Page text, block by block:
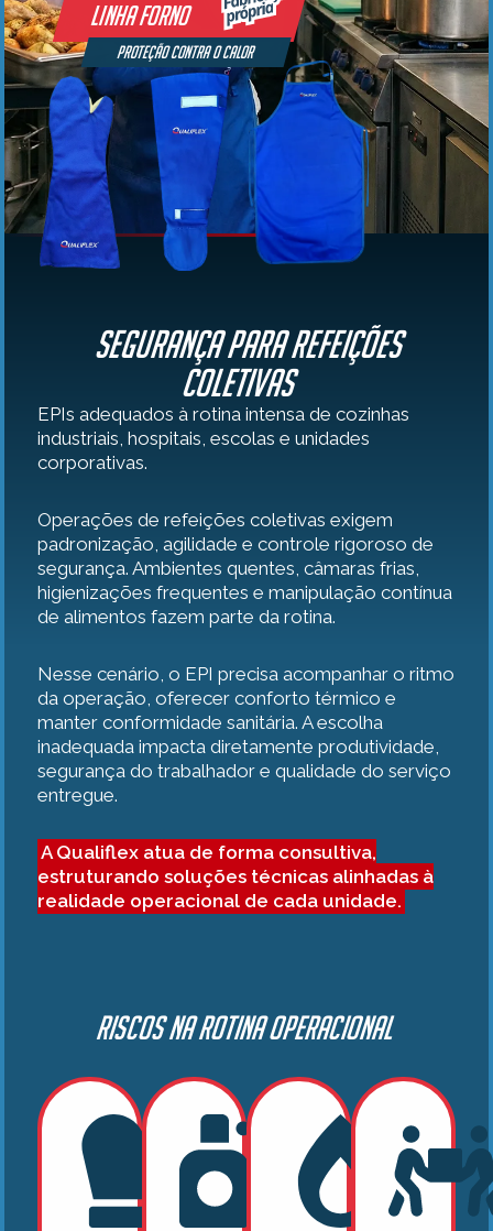
Linha forno
Proteção contra o calor
Segurança para Refeições
Coletivas
EPIs adequados à rotina intensa de cozinhas
industriais, hospitais, escolas e unidades
corporativas.
Operações de refeições coletivas exigem
padronização, agilidade e controle rigoroso de
segurança. Ambientes quentes, câmaras frias,
higienizações frequentes e manipulação contínua
de alimentos fazem parte da rotina.
Nesse cenário, o EPI precisa acompanhar o ritmo
da operação, oferecer conforto térmico e
manter conformidade sanitária. A escolha
inadequada impacta diretamente produtividade,
segurança do trabalhador e qualidade do serviço
entregue.
A Qualiflex atua de forma consultiva,
estruturando soluções técnicas alinhadas à
realidade operacional de cada unidade.
Riscos na rotina operacional